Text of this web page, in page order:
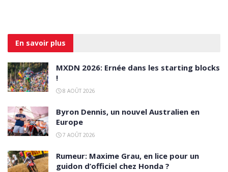
En savoir plus
MXDN 2026: Ernée dans les starting blocks
!
8 AOÛT 2026
Byron Dennis, un nouvel Australien en
Europe
7 AOÛT 2026
Rumeur: Maxime Grau, en lice pour un
guidon d’officiel chez Honda ?